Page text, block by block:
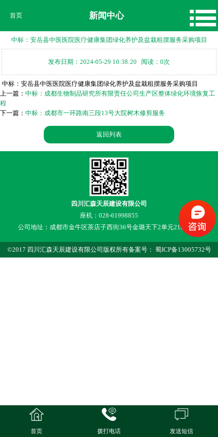
首页 新闻中心
中标：安岳县中医医院医疗健康集团绿化养护及盆栽租摆服务采购项目
发布日期：2024-05-29 10:38:20 阅读：0次
中标：安岳县中医医院医疗健康集团绿化养护及盆栽租摆服务采购项目
上一篇： 中标：成都生物制品研究所有限责任公司生产区整体绿化环境恢复工
程
下一篇： 中标：成都市一环路南三段13号大院树木修剪服务
返回列表
四川汇森天辰建设有限公司
座机：028-61998855
公司地址：成都市金牛区茶店子西街36号金璐天下2单元21楼10号
©2017 四川汇森天辰建设有限公司版权所有备案号： 蜀ICP备13005732号
首页 拨打电话 发送短信